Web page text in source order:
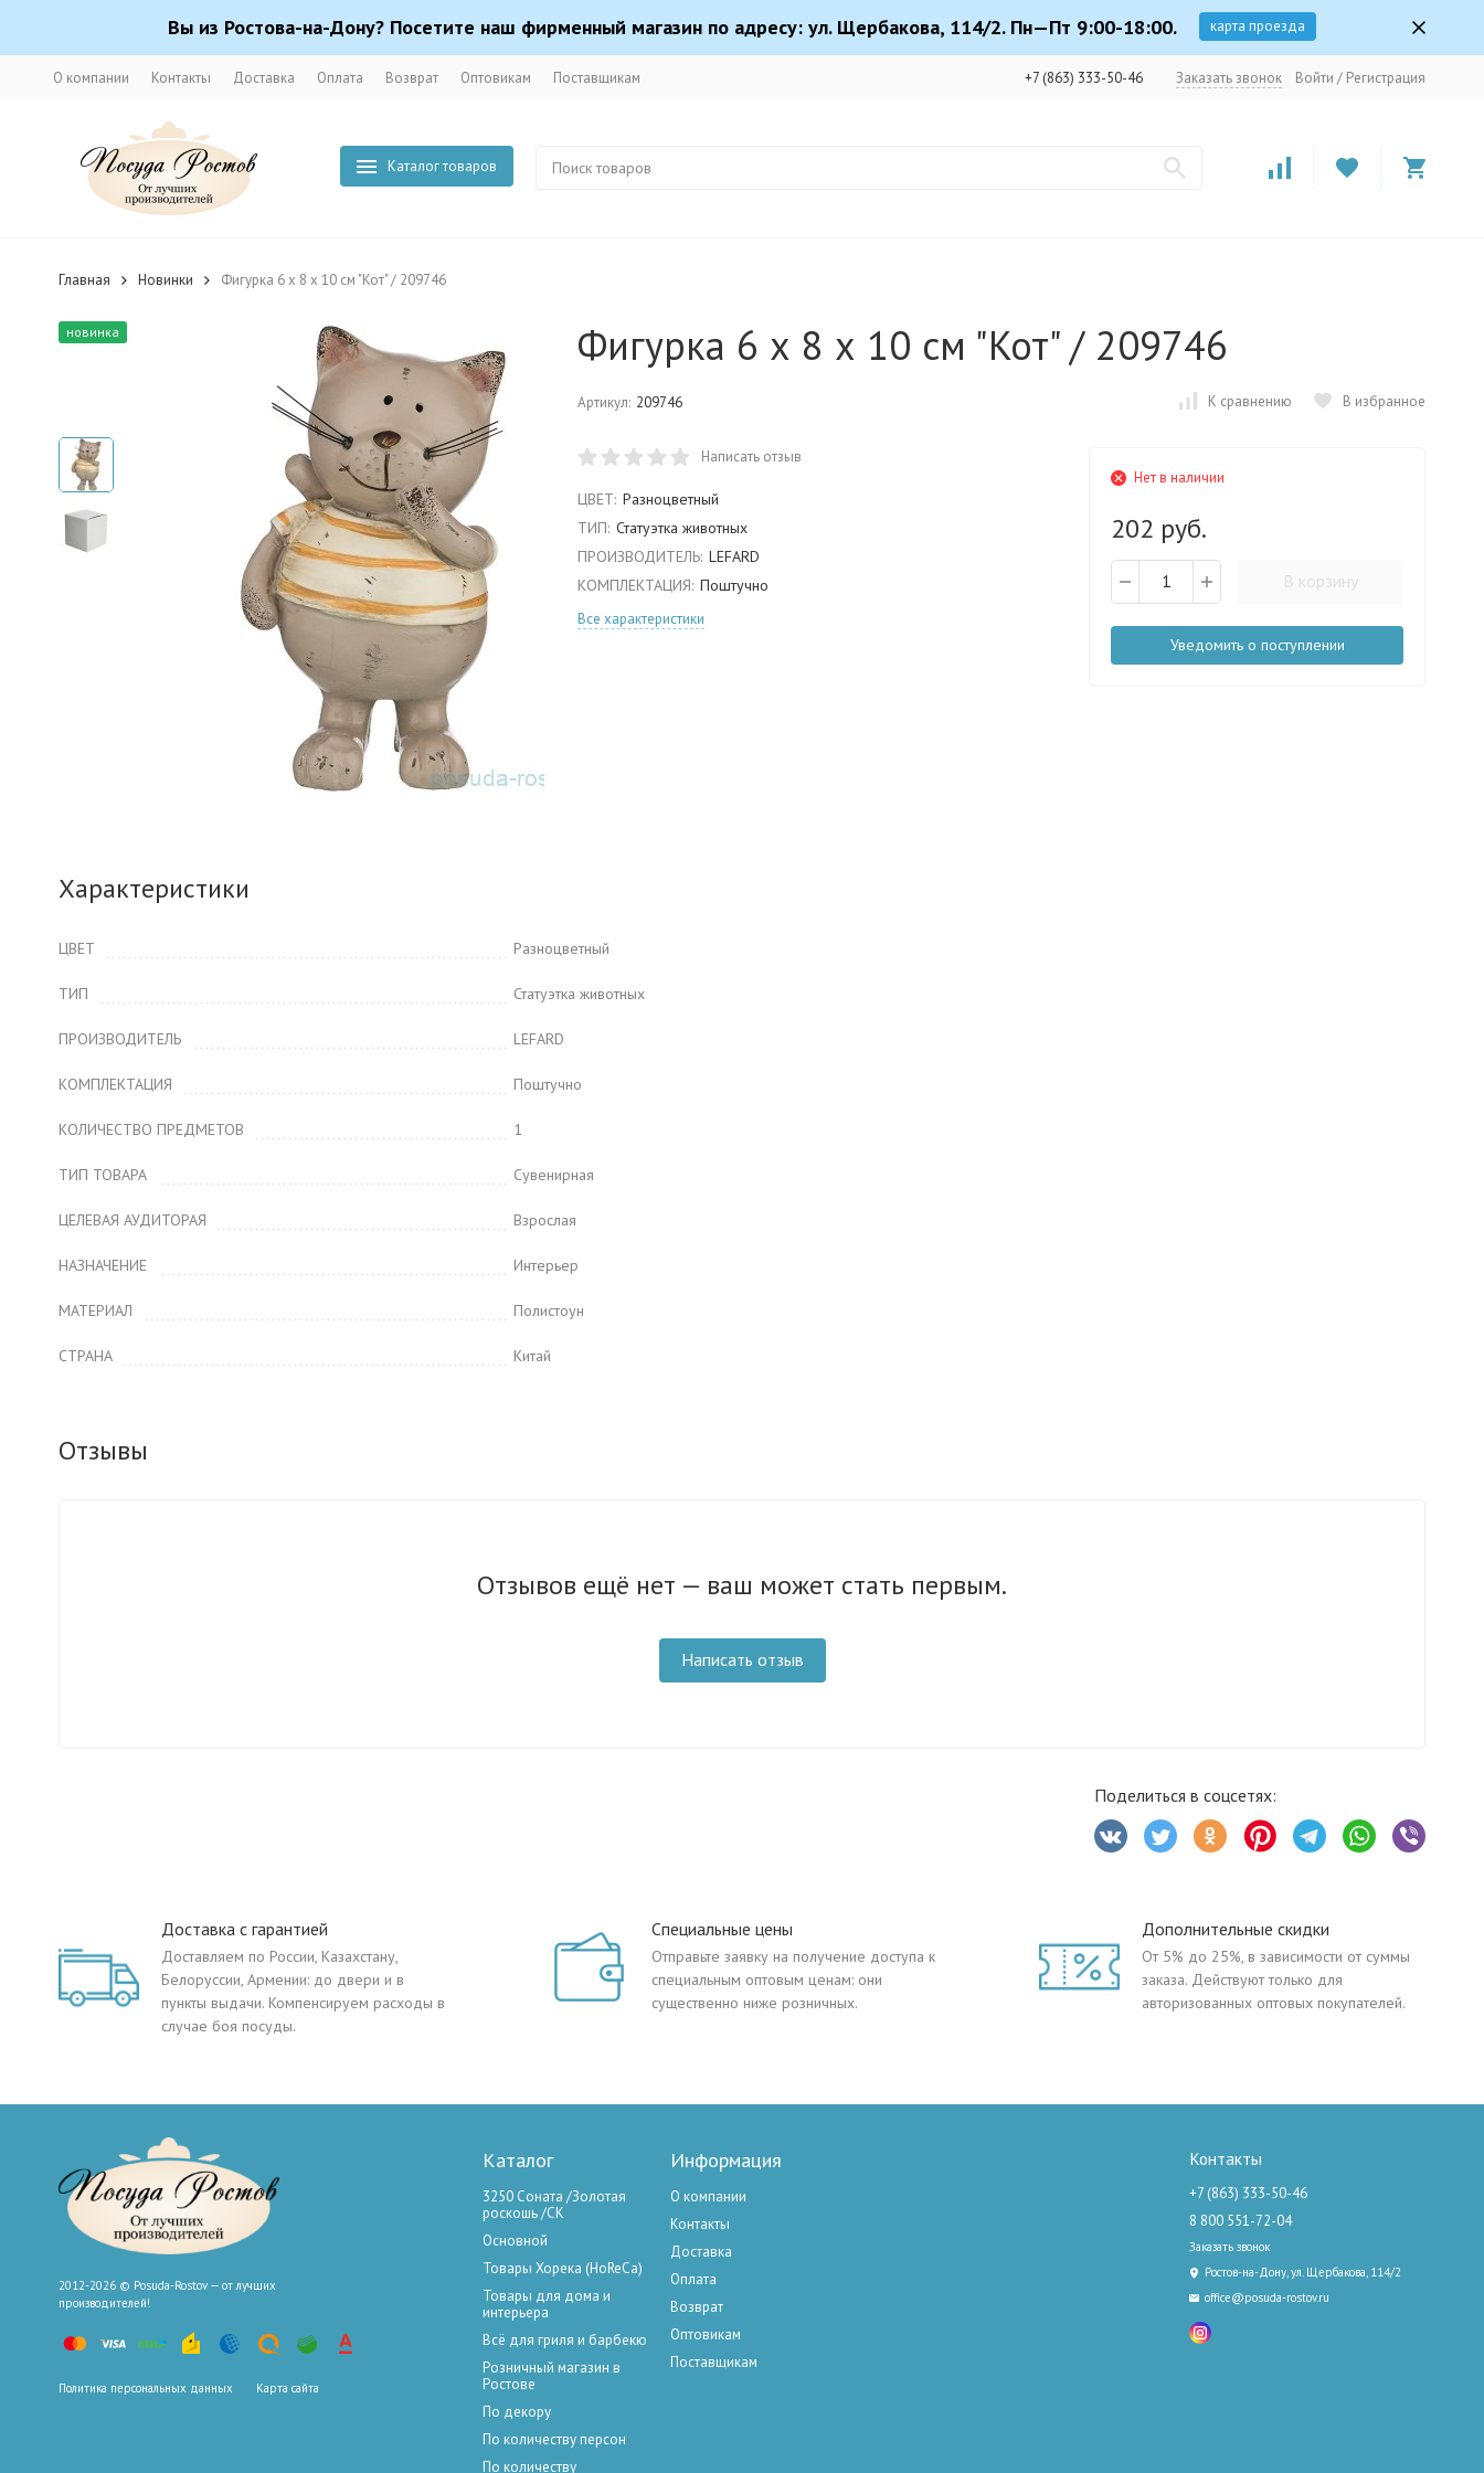
Вы из Ростова-на-Дону? Посетите наш фирменный магазин по адресу: ул. Щербакова, 114/2. Пн—Пт 9:00-18:00. карта проезда
О компании Контакты Доставка Оплата Возврат Оптовикам Поставщикам +7 (863) 333-50-46 Заказать звонок Войти / Регистрация
Каталог товаров
Главная Новинки Фигурка 6 х 8 х 10 см "Кот" / 209746
новинка Фигурка 6 х 8 х 10 см "Кот" / 209746
Артикул: 209746 К сравнению В избранное
Написать отзыв
ЦВЕТ: Разноцветный
ТИП: Статуэтка животных
ПРОИЗВОДИТЕЛЬ: LEFARD
КОМПЛЕКТАЦИЯ: Поштучно
Все характеристики
Нет в наличии
202 руб.
В корзину
Уведомить о поступлении
Характеристики
ЦВЕТ Разноцветный
ТИП Статуэтка животных
ПРОИЗВОДИТЕЛЬ LEFARD
КОМПЛЕКТАЦИЯ Поштучно
КОЛИЧЕСТВО ПРЕДМЕТОВ 1
ТИП ТОВАРА Сувенирная
ЦЕЛЕВАЯ АУДИТОРАЯ Взрослая
НАЗНАЧЕНИЕ Интерьер
МАТЕРИАЛ Полистоун
СТРАНА Китай
Отзывы
Отзывов ещё нет — ваш может стать первым.
Написать отзыв
Поделиться в соцсетях:
Доставка с гарантией
Доставляем по России, Казахстану,
Белоруссии, Армении: до двери и в
пункты выдачи. Компенсируем расходы в
случае боя посуды.
Специальные цены
Отправьте заявку на получение доступа к
специальным оптовым ценам: они
существенно ниже розничных.
Дополнительные скидки
От 5% до 25%, в зависимости от суммы
заказа. Действуют только для
авторизованных оптовых покупателей.
2012-2026 © Posuda-Rostov — от лучших
производителей!
Политика персональных данных Карта сайта
Каталог
3250 Соната /Золотая
роскошь /СК
Основной
Товары Хорека (HoReCa)
Товары для дома и
интерьера
Всё для гриля и барбекю
Розничный магазин в
Ростове
По декору
По количеству персон
По количеству
Информация
О компании
Контакты
Доставка
Оплата
Возврат
Оптовикам
Поставщикам
Контакты
+7 (863) 333-50-46
8 800 551-72-04
Заказать звонок
Ростов-на-Дону, ул. Щербакова, 114/2
office@posuda-rostov.ru